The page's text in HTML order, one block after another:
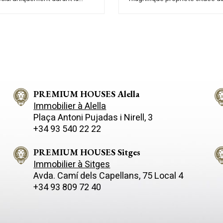
: garage de 129,37m2
à une pièce pour l
de climatisation,
équipement ACS de
et 5,57m2 pour le local de
suites de 22,14m2 avec leur
de bains (3) occupant une
de 5,58m2 chacune, 2
doubles de 12,76m2, 1
double de 12,76m2, salle de
cheminée et accès à la
débordement. Il communique
grande cuisine entièrement
et buanderie, une salle de bains
complète dessert cet étage.
deux suites avec salles de
complètes, une chambre
une autre salle de bains
Toutes les chambres avec
PREMIUM HOUSES Alella
Immobilier à Alella
Plaça Antoni Pujadas i Nirell, 3
+34 93 540 22 22
PREMIUM HOUSES Sitges
Immobilier à Sitges
Avda. Camí­ dels Capellans, 75 Local 4
+34 93 809 72 40